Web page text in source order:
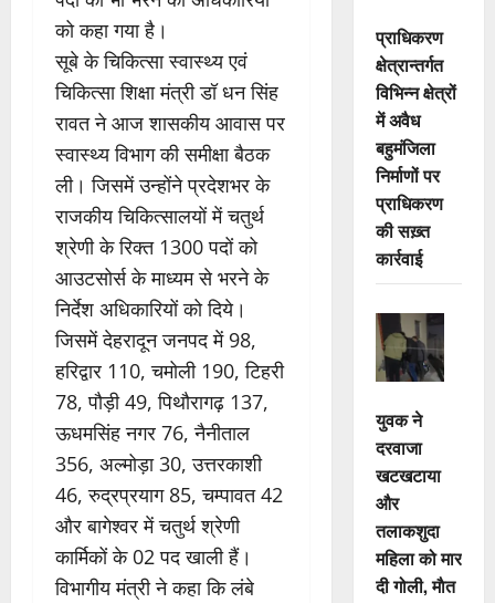
को कहा गया है।
सूबे के चिकित्सा स्वास्थ्य एवं
चिकित्सा शिक्षा मंत्री डॉ धन सिंह
रावत ने आज शासकीय आवास पर
स्वास्थ्य विभाग की समीक्षा बैठक
ली। जिसमें उन्होंने प्रदेशभर के
राजकीय चिकित्सालयों में चतुर्थ
श्रेणी के रिक्त 1300 पदों को
आउटसोर्स के माध्यम से भरने के
निर्देश अधिकारियों को दिये।
जिसमें देहरादून जनपद में 98,
हरिद्वार 110, चमोली 190, टिहरी
78, पौड़ी 49, पिथौरागढ़ 137,
ऊधमसिंह नगर 76, नैनीताल
356, अल्मोड़ा 30, उत्तरकाशी
46, रुद्रप्रयाग 85, चम्पावत 42
और बागेश्वर में चतुर्थ श्रेणी
कार्मिकों के 02 पद खाली हैं।
विभागीय मंत्री ने कहा कि लंबे
प्राधिकरण
क्षेत्रान्तर्गत
विभिन्न क्षेत्रों
में अवैध
बहुमंजिला
निर्माणों पर
प्राधिकरण
की सख़्त
कार्रवाई
युवक ने
दरवाजा
खटखटाया
और
तलाकशुदा
महिला को मार
दी गोली, माैत